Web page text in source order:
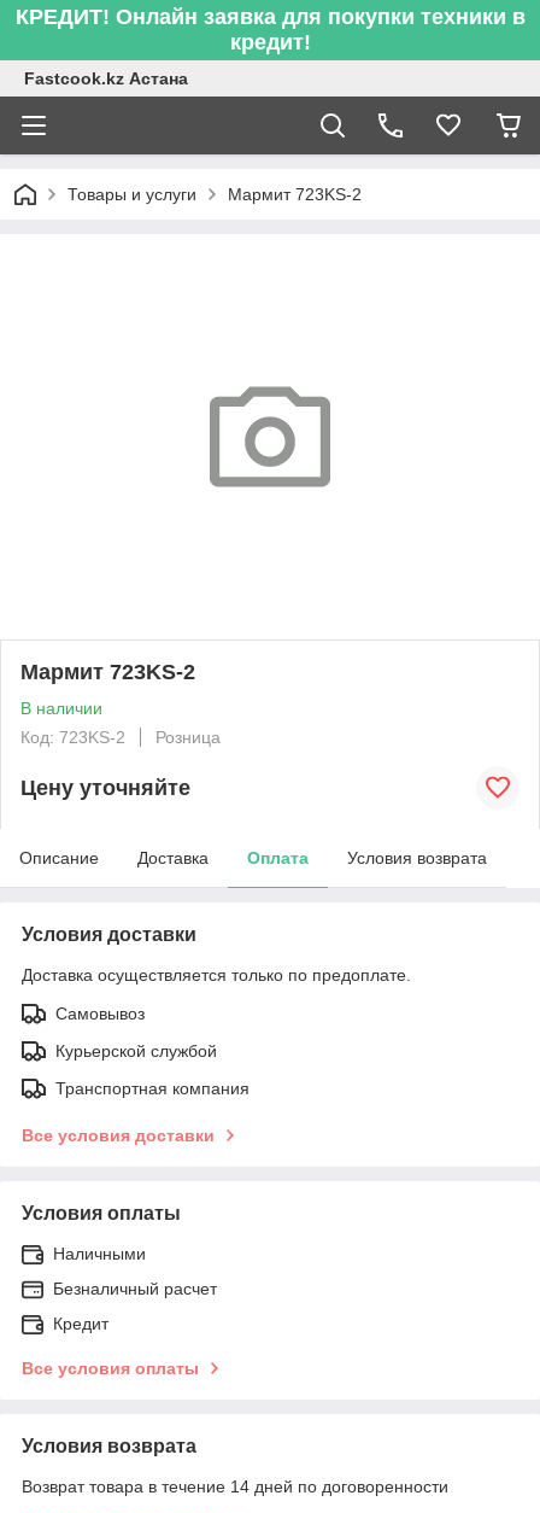
КРЕДИТ! Онлайн заявка для покупки техники в
кредит!
Fastcook.kz Астана
Товары и услуги Мармит 723KS-2
Мармит 723KS-2
В наличии
Код: 723KS-2
Розница
Цену уточняйте
Описание Доставка Оплата Условия возврата
Условия доставки
Доставка осуществляется только по предоплате.
Самовывоз
Курьерской службой
Транспортная компания
Все условия доставки
Условия оплаты
Наличными
Безналичный расчет
Кредит
Все условия оплаты
Условия возврата
Возврат товара в течение 14 дней по договоренности